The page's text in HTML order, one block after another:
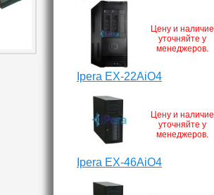
Цену и наличие
уточняйте у
менеджеров.
Ipera EX-22AiO4
Цену и наличие
уточняйте у
менеджеров.
Ipera EX-46AiO4